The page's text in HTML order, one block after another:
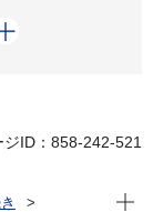
ジID：858-242-521
現在